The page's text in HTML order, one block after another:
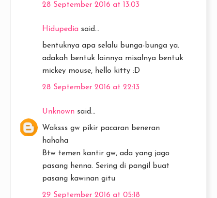
28 September 2016 at 13:03
Hidupedia said...
bentuknya apa selalu bunga-bunga ya.
adakah bentuk lainnya misalnya bentuk
mickey mouse, hello kitty :D
28 September 2016 at 22:13
Unknown said...
Waksss gw pikir pacaran beneran
hahaha
Btw temen kantir gw, ada yang jago
pasang henna. Sering di pangil buat
pasang kawinan gitu
29 September 2016 at 05:18